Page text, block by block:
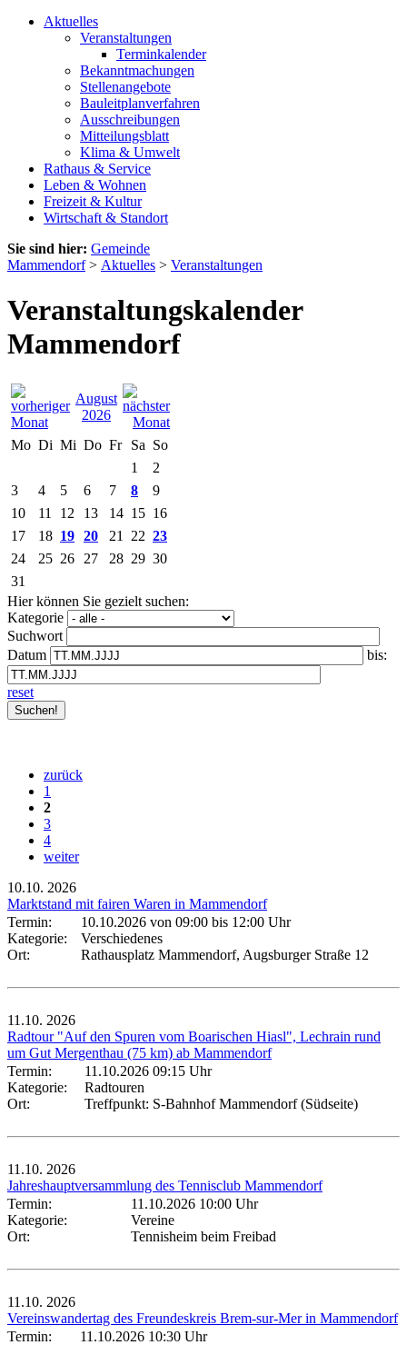
Aktuelles
Veranstaltungen
Terminkalender
Bekanntmachungen
Stellenangebote
Bauleitplanverfahren
Ausschreibungen
Mitteilungsblatt
Klima & Umwelt
Rathaus & Service
Leben & Wohnen
Freizeit & Kultur
Wirtschaft & Standort
Sie sind hier: Gemeinde
Mammendorf> Aktuelles > Veranstaltungen
Veranstaltungskalender
Mammendorf
August
2026
Mo Di Mi Do Fr Sa So
1
2
3
4 5 6 7 8
9
10
11 12 13 14 15 16
17
18 19 20 21 22 23
24
25 26 27 28 29 30
31
Hier können Sie gezielt suchen:
Kategorie
Suchwort
Datum
bis:
reset
zurück
1
2
3
4
weiter
10.10. 2026
Marktstand mit fairen Waren in Mammendorf
Termin:
10.10.2026 von 09:00 bis 12:00 Uhr
Kategorie:
Verschiedenes
Ort:
Rathausplatz Mammendorf, Augsburger Straße 12
11.10. 2026
Radtour "Auf den Spuren vom Boarischen Hiasl", Lechrain rund
um Gut Mergenthau (75 km) ab Mammendorf
Termin:
11.10.2026 09:15 Uhr
Kategorie:
Radtouren
Ort:
Treffpunkt: S-Bahnhof Mammendorf (Südseite)
11.10. 2026
Jahreshauptversammlung des Tennisclub Mammendorf
Termin:
11.10.2026 10:00 Uhr
Kategorie:
Vereine
Ort:
Tennisheim beim Freibad
11.10. 2026
Vereinswandertag des Freundeskreis Brem-sur-Mer in Mammendorf
Termin:
11.10.2026 10:30 Uhr